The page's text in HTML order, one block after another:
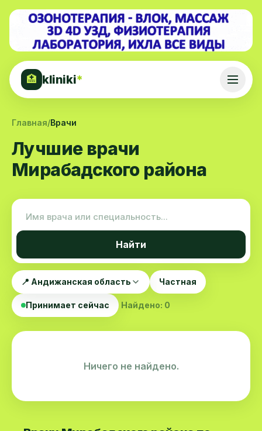
🏥 kliniki*
Главная/Врачи
Лучшие врачи
Мирабадского района
Найти
📍 Андижанская область Частная
Принимает сейчас Найдено: 0
Ничего не найдено.